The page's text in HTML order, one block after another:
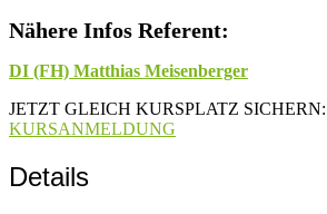
Nähere Infos Referent:
DI (FH) Matthias Meisenberger
JETZT GLEICH KURSPLATZ SICHERN:
KURSANMELDUNG
Details